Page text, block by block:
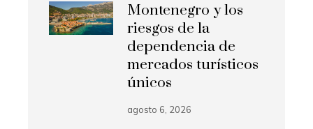
Montenegro y los
riesgos de la
dependencia de
mercados turísticos
únicos
agosto 6, 2026